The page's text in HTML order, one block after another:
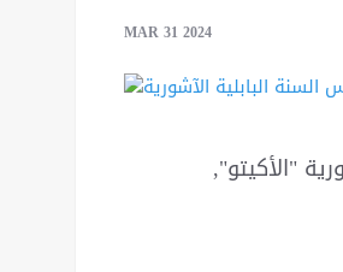
MAR 31 2024
"الأكيتو",